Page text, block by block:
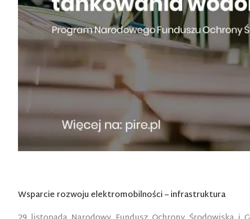
Wsparcie rozwoju elektromobilności – infrastruktura